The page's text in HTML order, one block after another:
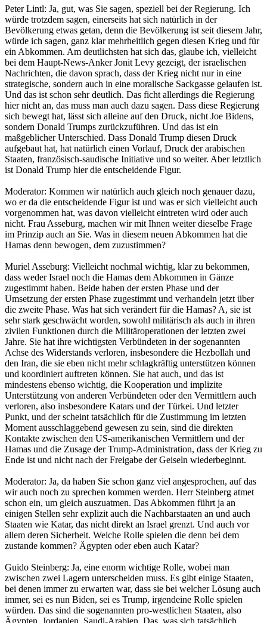
Peter Lintl: Ja, gut, was Sie sagen, speziell bei der Regierung. Ich
würde trotzdem sagen, einerseits hat sich natürlich in der
Bevölkerung etwas getan, denn die Bevölkerung ist seit diesem Jahr,
würde ich sagen, ganz klar mehrheitlich gegen diesen Krieg und für
ein Abkommen. Am deutlichsten hat sich das, glaube ich, vielleicht
bei dem Haupt-News-Anker Jonit Levy gezeigt, der israelischen
Nachrichten, die davon sprach, dass der Krieg nicht nur in eine
strategische, sondern auch in eine moralische Sackgasse gelaufen ist.
Und das ist schon sehr deutlich. Das ficht allerdings die Regierung
hier nicht an, das muss man auch dazu sagen. Dass diese Regierung
sich bewegt hat, lässt sich alleine auf den Druck, nicht Joe Bidens,
sondern Donald Trumps zurückzuführen. Und das ist ein
maßgeblicher Unterschied. Dass Donald Trump diesen Druck
aufgebaut hat, hat natürlich einen Vorlauf, Druck der arabischen
Staaten, französisch-saudische Initiative und so weiter. Aber letztlich
ist Donald Trump hier die entscheidende Figur.
Moderator: Kommen wir natürlich auch gleich noch genauer dazu,
wo er da die entscheidende Figur ist und was er sich vielleicht auch
vorgenommen hat, was davon vielleicht eintreten wird oder auch
nicht. Frau Asseburg, machen wir mit Ihnen weiter dieselbe Frage
im Prinzip auch an Sie. Was in diesem neuen Abkommen hat die
Hamas denn bewogen, dem zuzustimmen?
Muriel Asseburg: Vielleicht nochmal wichtig, klar zu bekommen,
dass weder Israel noch die Hamas dem Abkommen in Gänze
zugestimmt haben. Beide haben der ersten Phase und der
Umsetzung der ersten Phase zugestimmt und verhandeln jetzt über
die zweite Phase. Was hat sich verändert für die Hamas? A, sie ist
sehr stark geschwächt worden, sowohl militärisch als auch in ihren
zivilen Funktionen durch die Militäroperationen der letzten zwei
Jahre. Sie hat ihre wichtigsten Verbündeten in der sogenannten
Achse des Widerstands verloren, insbesondere die Hezbollah und
den Iran, die sie eben nicht mehr schlagkräftig unterstützen können
und koordiniert auftreten können. Sie hat auch, und das ist
mindestens ebenso wichtig, die Kooperation und implizite
Unterstützung von anderen Verbündeten oder den Vermittlern auch
verloren, also insbesondere Katars und der Türkei. Und letzter
Punkt, und der scheint tatsächlich für die Zustimmung im letzten
Moment ausschlaggebend gewesen zu sein, sind die direkten
Kontakte zwischen den US-amerikanischen Vermittlern und der
Hamas und die Zusage der Trump-Administration, dass der Krieg zu
Ende ist und nicht nach der Freigabe der Geiseln wiederbeginnt.
Moderator: Ja, da haben Sie schon ganz viel angesprochen, auf das
wir auch noch zu sprechen kommen werden. Herr Steinberg atmet
schon ein, um gleich auszuatmen. Das Abkommen führt ja an
einigen Stellen sehr explizit auch die Nachbarstaaten an und auch
Staaten wie Katar, das nicht direkt an Israel grenzt. Und auch vor
allem deren Sicherheit. Welche Rolle spielen die denn bei dem
zustande kommen? Ägypten oder eben auch Katar?
Guido Steinberg: Ja, eine enorm wichtige Rolle, wobei man
zwischen zwei Lagern unterscheiden muss. Es gibt einige Staaten,
bei denen immer zu erwarten war, dass sie bei welcher Lösung auch
immer, sei es nun Biden, sei es Trump, irgendeine Rolle spielen
würden. Das sind die sogenannten pro-westlichen Staaten, also
Ägypten, Jordanien, Saudi-Arabien. Das, was sich tatsächlich